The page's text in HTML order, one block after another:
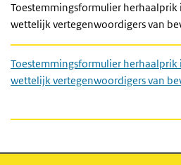
Toestemmingsformulier herhaalprik
wettelijk vertegenwoordigers van
Toestemmingsformulier herhaalprik
wettelijk vertegenwoordigers van